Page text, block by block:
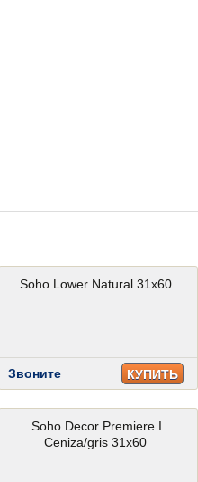
Soho Lower Natural 31x60
Звоните КУПИТЬ
Soho Decor Premiere I
Ceniza/gris 31x60